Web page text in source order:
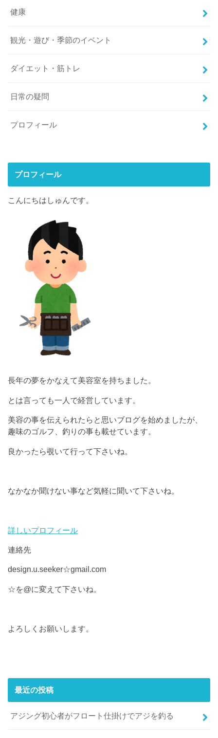
健康
観光・遊び・季節のイベント
ダイエット・筋トレ
日常の疑問
プロフィール
プロフィール
こんにちはしゅんです。
長年の夢をかなえて美容室を持ちました。
とは言っても一人で経営しています。
美容の事を伝えられたらと思いブログを始めましたが、
趣味のゴルフ、釣りの事も載せています。
良かったら覗いて行って下さいね。
なかなか聞けない事など気軽に聞いて下さいね。
詳しいプロフィール
連絡先
design.u.seeker☆gmail.com
☆を@に変えて下さいね。
よろしくお願いします。
最近の投稿
アジング初心者がフロート仕掛けでアジを釣る